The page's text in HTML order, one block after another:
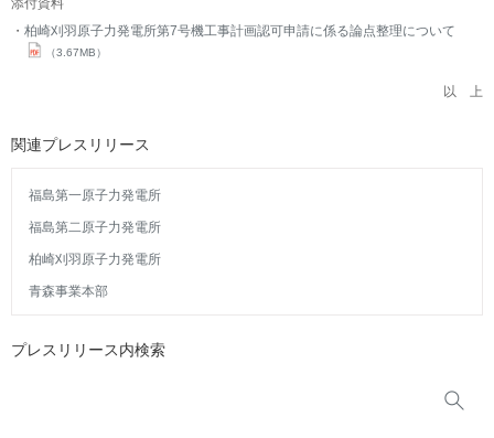
添付資料
柏崎刈羽原子力発電所第7号機工事計画認可申請に係る論点整理について
（3.67MB）
以 上
関連プレスリリース
福島第一原子力発電所
福島第二原子力発電所
柏崎刈羽原子力発電所
青森事業本部
プレスリリース内検索